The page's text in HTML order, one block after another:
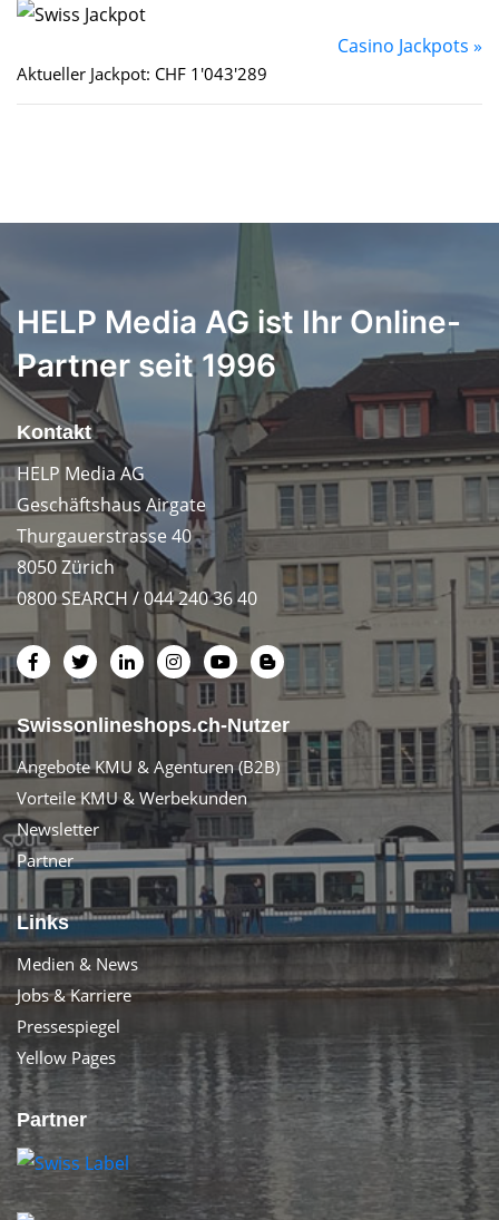
Casino Jackpots »
Aktueller Jackpot: CHF 1'043'289
HELP Media AG ist Ihr Online-
Partner seit 1996
Kontakt
HELP Media AG
Geschäftshaus Airgate
Thurgauerstrasse 40
8050 Zürich
0800 SEARCH / 044 240 36 40
Swissonlineshops.ch-Nutzer
Angebote KMU & Agenturen (B2B)
Vorteile KMU & Werbekunden
Newsletter
Partner
Links
Medien & News
Jobs & Karriere
Pressespiegel
Yellow Pages
Partner